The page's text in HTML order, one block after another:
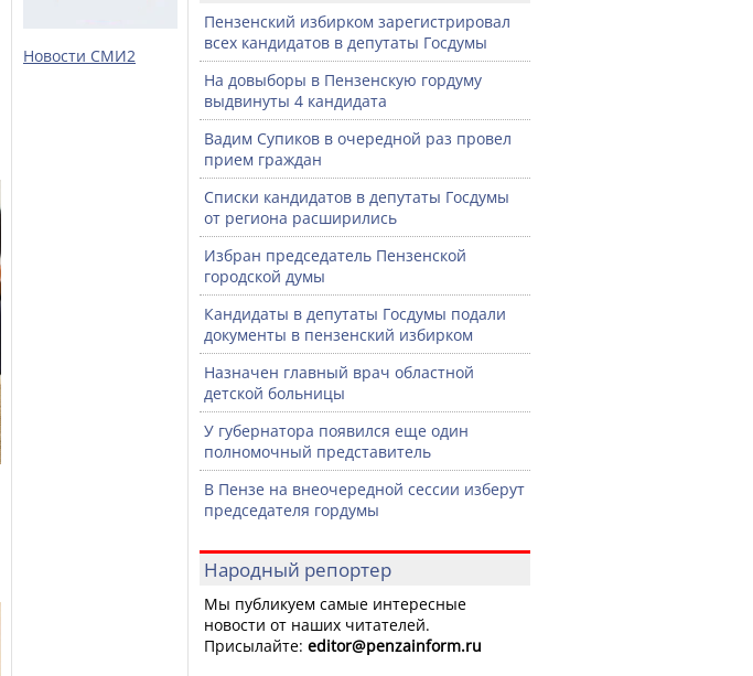
Новости СМИ2
Пензенский избирком зарегистрировал
всех кандидатов в депутаты Госдумы
На довыборы в Пензенскую гордуму
выдвинуты 4 кандидата
Вадим Супиков в очередной раз провел
прием граждан
Списки кандидатов в депутаты Госдумы
от региона расширились
Избран председатель Пензенской
городской думы
Кандидаты в депутаты Госдумы подали
документы в пензенский избирком
Назначен главный врач областной
детской больницы
У губернатора появился еще один
полномочный представитель
В Пензе на внеочередной сессии изберут
председателя гордумы
Народный репортер
Мы публикуем самые интересные
новости от наших читателей.
Присылайте: editor@penzainform.ru